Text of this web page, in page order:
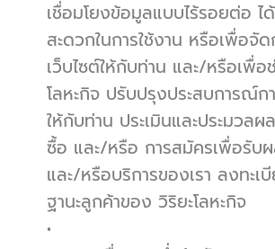
เชื่อมโยงข้อมูลแบบไร้รอยต่อ ไ
สะดวกในการใช้งาน หรือเพื่อจัด
เว็บไซต์ให้กับท่าน และ/หรือเพื่อ
โลหะกิจ ปรับปรุงประสบการณ์กา
ให้กับท่าน ประเมินและประมวลผ
ซื้อ และ/หรือ การสมัครเพื่อรั
และ/หรือบริการของเรา ลงทะเ
ฐานะลูกค้าของ วิริยะโลหะกิจ
•